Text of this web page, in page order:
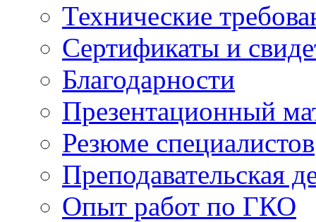
Технические
Сертификаты и
Благодарности
Презентационный
Резюме специалистов
Преподавательская
Опыт работ по ГКО